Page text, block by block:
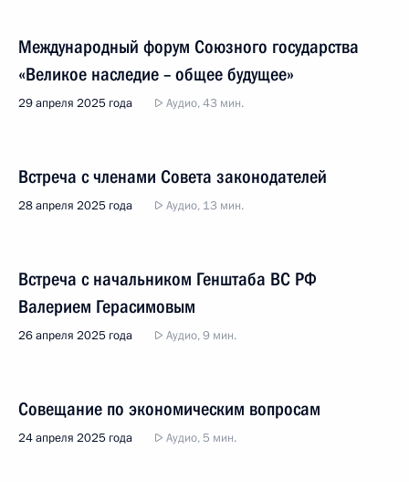
Международный форум Союзного государства
«Великое наследие – общее будущее»
29 апреля 2025 года Аудио, 43 мин.
Встреча с членами Совета законодателей
28 апреля 2025 года Аудио, 13 мин.
Встреча с начальником Генштаба ВС РФ
Валерием Герасимовым
26 апреля 2025 года Аудио, 9 мин.
Совещание по экономическим вопросам
24 апреля 2025 года Аудио, 5 мин.